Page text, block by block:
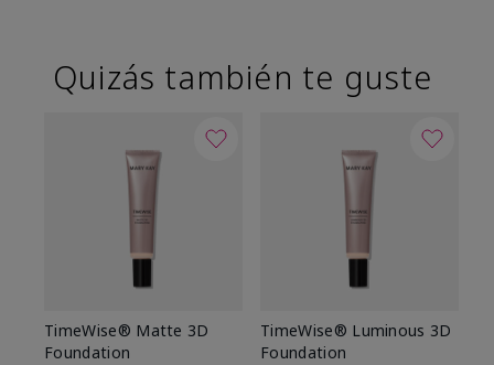
Quizás también te guste
TimeWise® Matte 3D
Foundation
TimeWise® Luminous 3D
Foundation